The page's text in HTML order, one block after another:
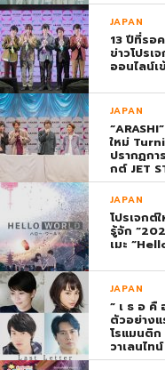
JAPAN
13 ปีที่รอ
ข่าวโปรเ
ออนไลน์
JAPAN
ใหม่
ปรากฏก
กต์ JET
JAPAN
โปรเจกต์
รู้จัก
เมะ
JAPAN
” เ ธ อ
ตัวอย่าง
โรแมนติ
วาเลนไท